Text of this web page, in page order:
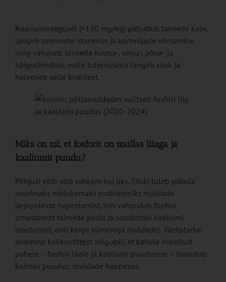
Kaaliumivaegusel (<130 mg/kg) pidurdub taimede kasv,
langeb seemnete idanevus ja kõrsviljade võrsumine
ning väheneb taimede külma-, seisu-, põua- ja
haiguskindlus, mille tulemusena langeb saak ja
halveneb selle kvaliteet.
Miks on nii, et fosforit on mullas liiaga ja
kaaliumit puudu?
Põhjusi võib olla rohkem kui üks. Siiski tuleb pidada
suurimaks mõjukamaks probleemiks muldade
järjepidevat hapestumist, mis vähendab fosfori
omastamist taimede poolt ja soodustab kaaliumi
leostumist, eriti kerge lõimisega muldadel. Väetistarbe
andmete kokkuvõttest selgubki, et kahele mainitud
pahele – fosfori liiale ja kaaliumi puudusele – lisandub
kolmas puudus: muldade happesus.